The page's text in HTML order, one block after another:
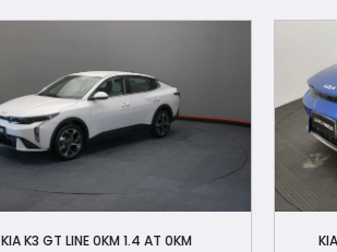
KIA K3 GT LINE 0KM 1.4 AT 0KM